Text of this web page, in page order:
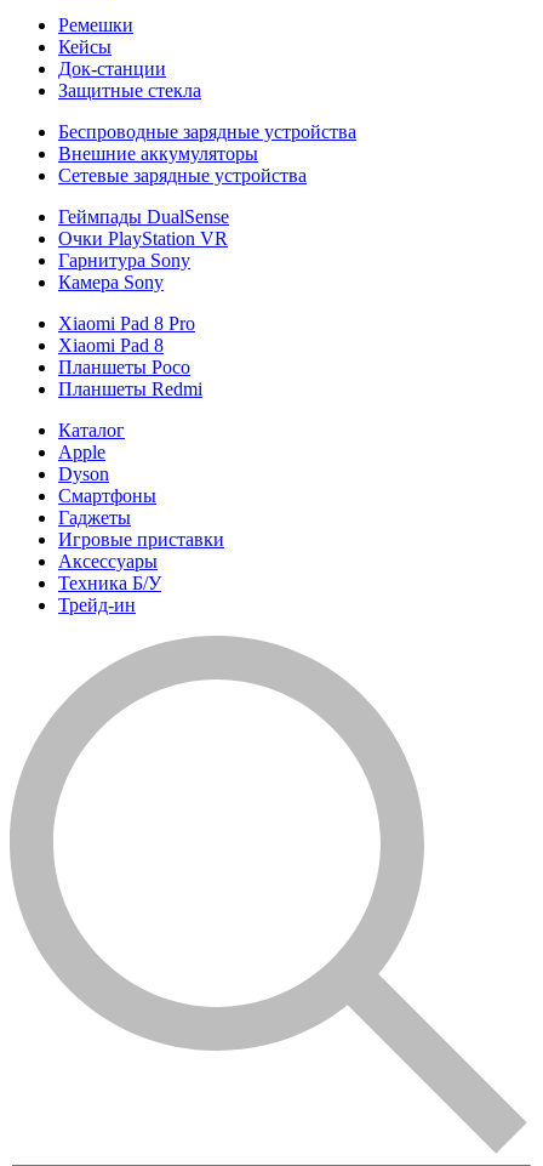
Ремешки
Кейсы
Док-станции
Защитные стекла
Беспроводные зарядные устройства
Внешние аккумуляторы
Сетевые зарядные устройства
Геймпады DualSense
Очки PlayStation VR
Гарнитура Sony
Камера Sony
Xiaomi Pad 8 Pro
Xiaomi Pad 8
Планшеты Poco
Планшеты Redmi
Каталог
Apple
Dyson
Смартфоны
Гаджеты
Игровые приставки
Аксессуары
Техника Б/У
Трейд-ин